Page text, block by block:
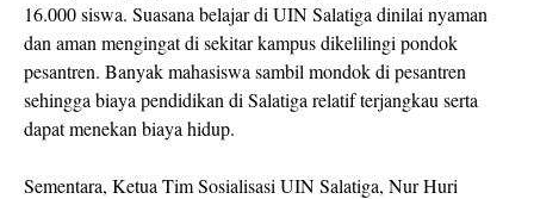
16.000 siswa. Suasana belajar di UIN Salatiga dinilai nyaman
dan aman mengingat di sekitar kampus dikelilingi pondok
pesantren. Banyak mahasiswa sambil mondok di pesantren
sehingga biaya pendidikan di Salatiga relatif terjangkau serta
dapat menekan biaya hidup.
Sementara, Ketua Tim Sosialisasi UIN Salatiga, Nur Huri